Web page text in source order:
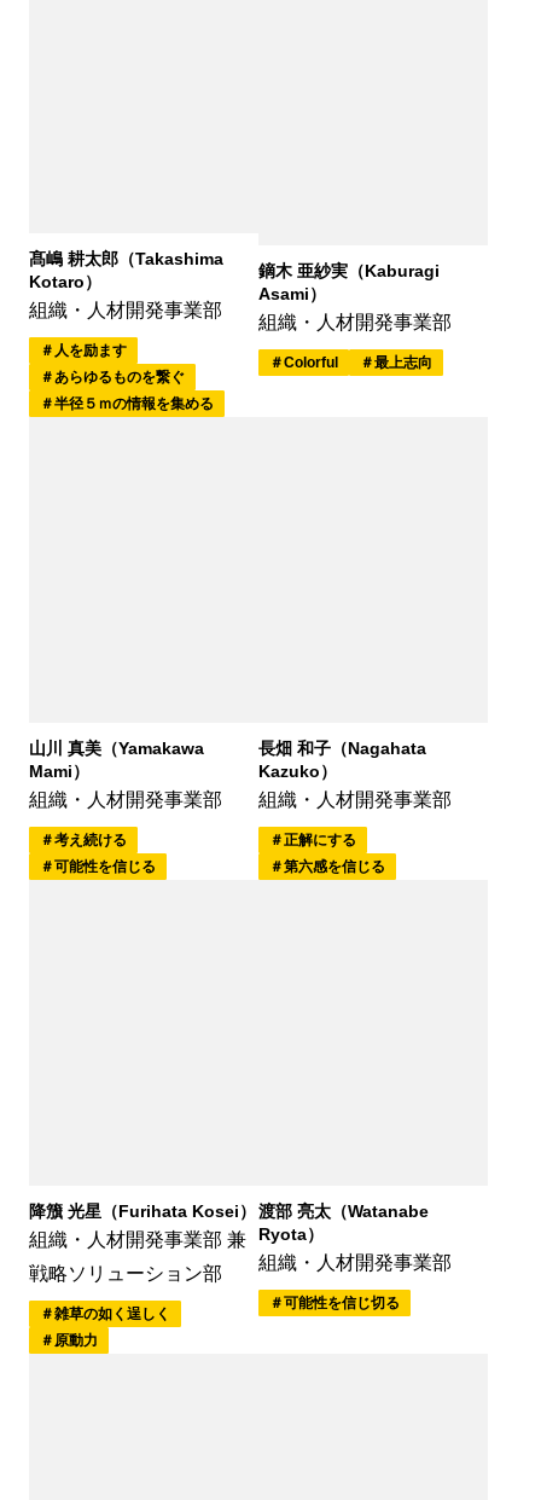
髙嶋 耕太郎（Takashima
Kotaro）
組織・人材開発事業部
人を励ます
あらゆるものを繋ぐ
半径５ｍの情報を集める
鏑木 亜紗実（Kaburagi
Asami）
組織・人材開発事業部
Colorful 最上志向
山川 真美（Yamakawa
Mami）
組織・人材開発事業部
考え続ける
可能性を信じる
長畑 和子（Nagahata
Kazuko）
組織・人材開発事業部
正解にする
第六感を信じる
降籏 光星（Furihata Kosei）
組織・人材開発事業部 兼
戦略ソリューション部
雑草の如く逞しく
原動力
渡部 亮太（Watanabe
Ryota）
組織・人材開発事業部
可能性を信じ切る